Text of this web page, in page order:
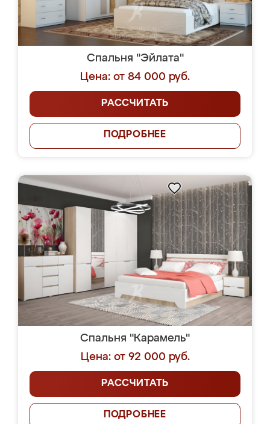
Спальня "Эйлата"
Цена: от 84 000 руб.
РАССЧИТАТЬ
ПОДРОБНЕЕ
Спальня "Карамель"
Цена: от 92 000 руб.
РАССЧИТАТЬ
ПОДРОБНЕЕ